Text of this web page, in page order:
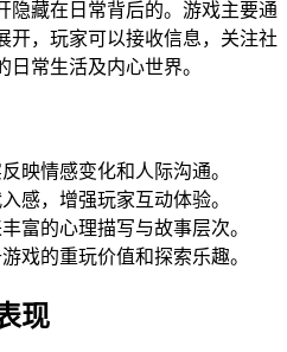
隐藏在日常背后的。游戏主要通
开，玩家可以接收信息，关注社
常生活及内心世界。
映情感变化和人际沟通。
感，增强玩家互动体验。
富的心理描写与故事层次。
戏的重玩价值和探索乐趣。
现